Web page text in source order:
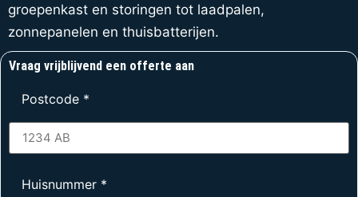
groepenkast en storingen tot laadpalen,
zonnepanelen en thuisbatterijen.
Vraag vrijblijvend een offerte aan
Postcode *
Huisnummer *